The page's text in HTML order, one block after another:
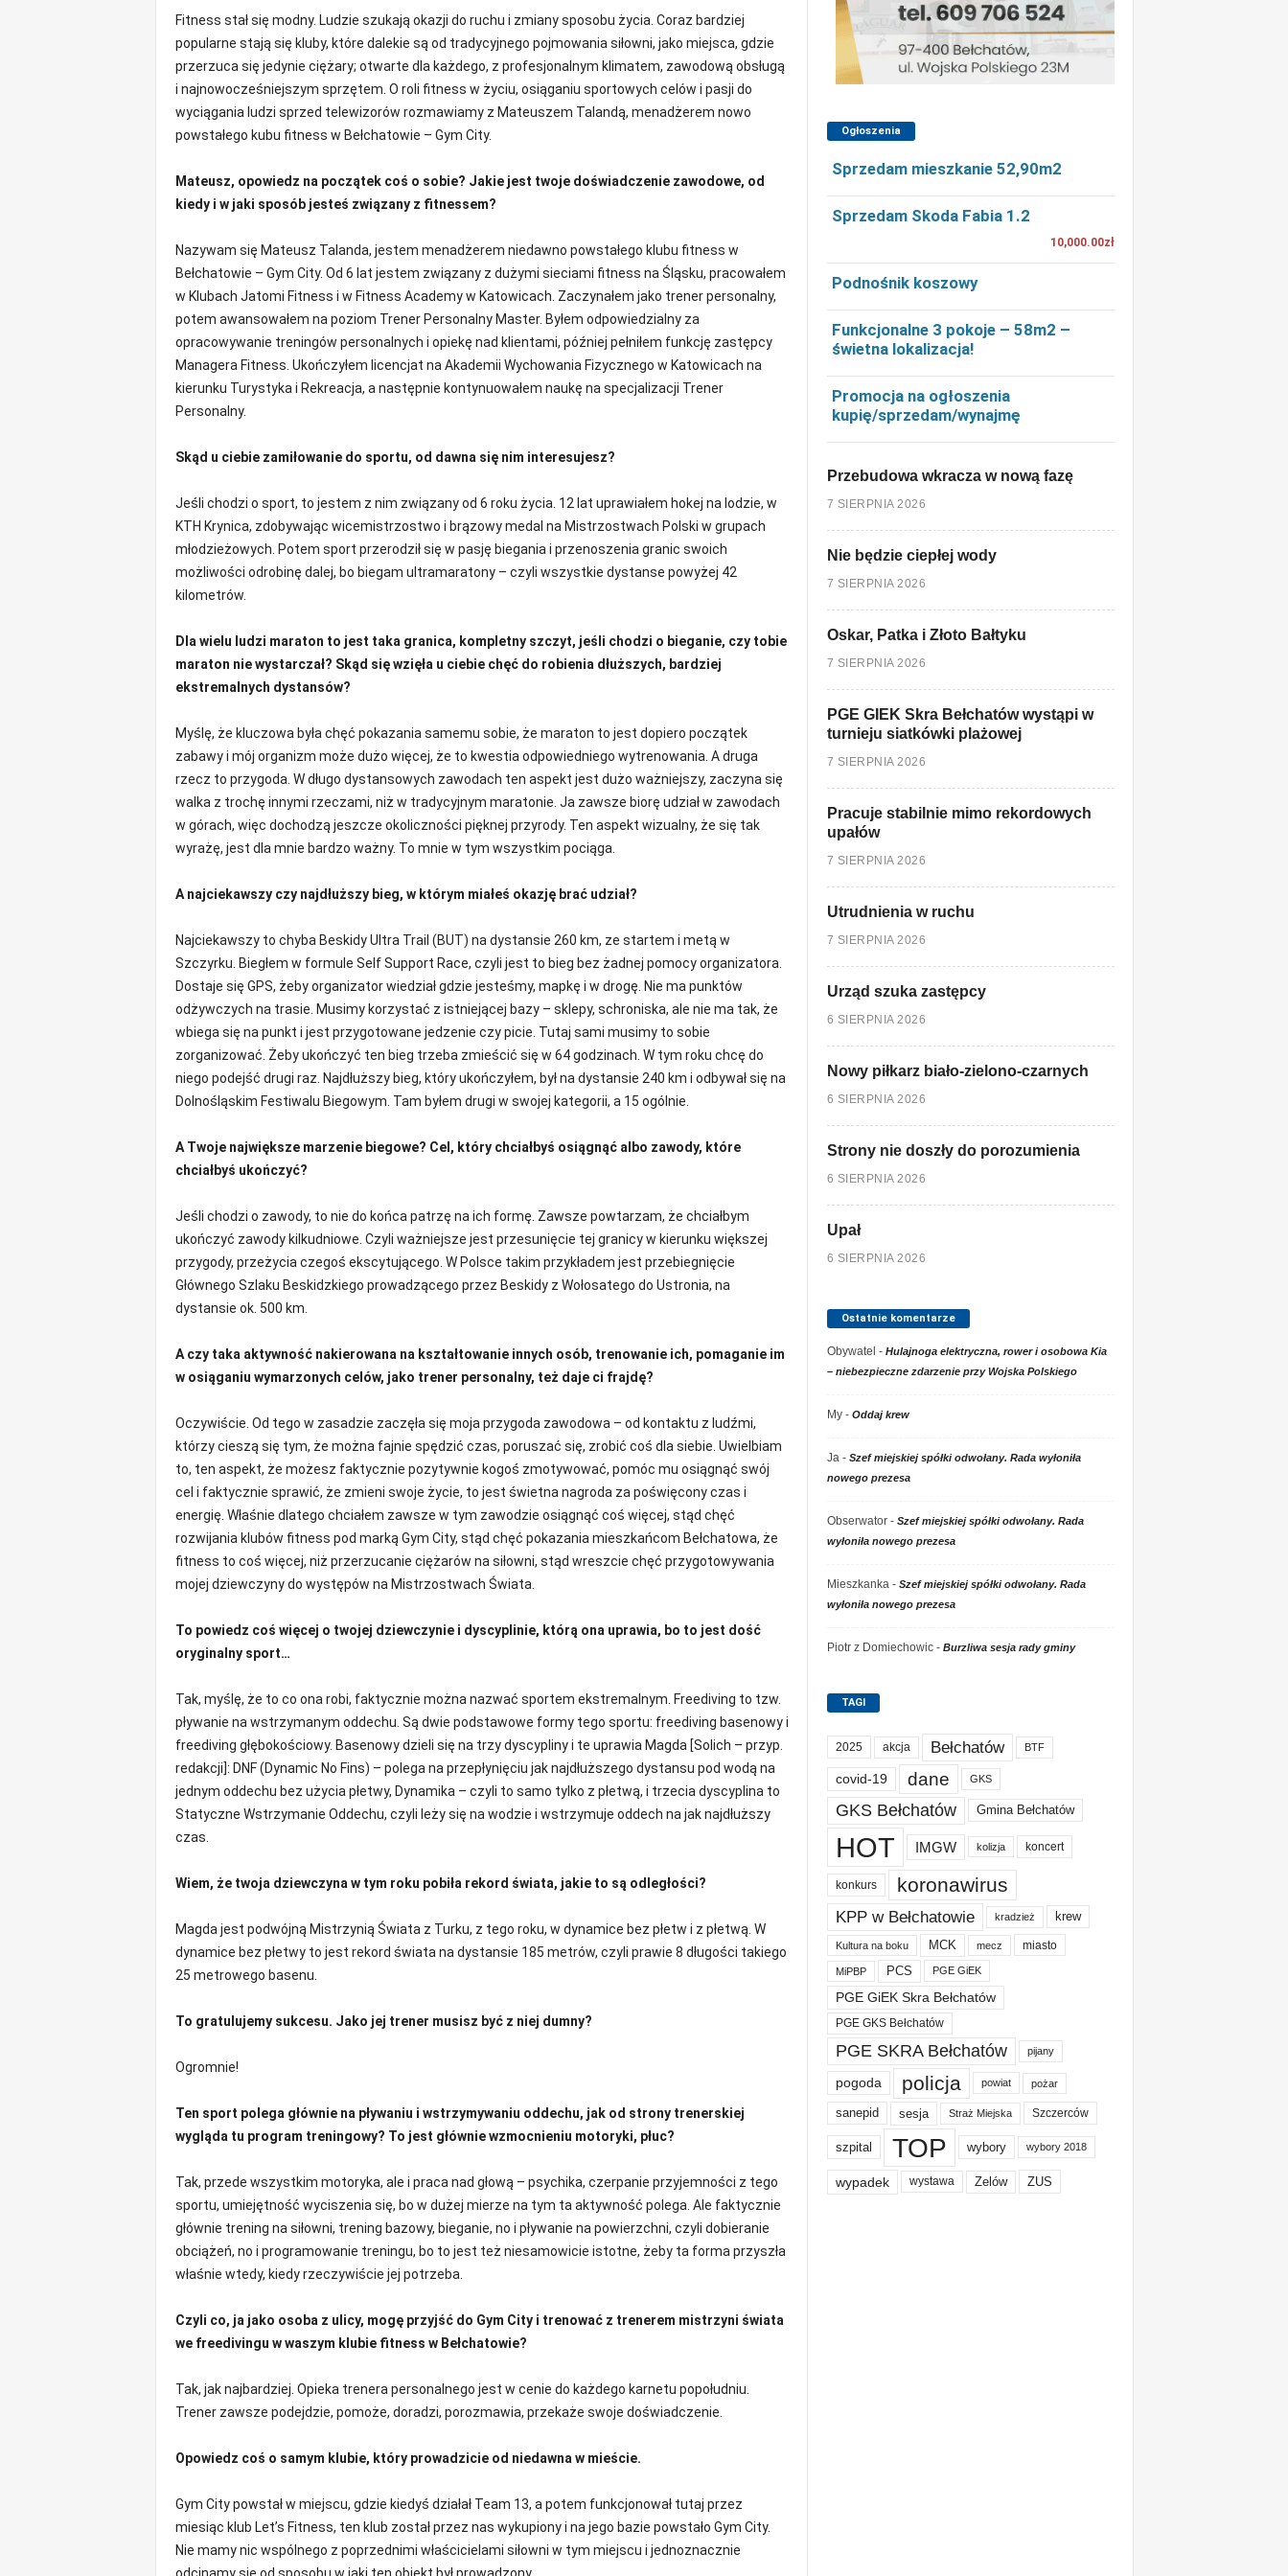
Fitness stał się modny. Ludzie szukają okazji do ruchu i zmiany sposobu życia. Coraz bardziej
popularne stają się kluby, które dalekie są od tradycyjnego pojmowania siłowni, jako miejsca, gdzie
przerzuca się jedynie ciężary; otwarte dla każdego, z profesjonalnym klimatem, zawodową obsługą
i najnowocześniejszym sprzętem. O roli fitness w życiu, osiąganiu sportowych celów i pasji do
wyciągania ludzi sprzed telewizorów rozmawiamy z Mateuszem Talandą, menadżerem nowo
powstałego kubu fitness w Bełchatowie – Gym City.
Mateusz, opowiedz na początek coś o sobie? Jakie jest twoje doświadczenie zawodowe, od
kiedy i w jaki sposób jesteś związany z fitnessem?
Nazywam się Mateusz Talanda, jestem menadżerem niedawno powstałego klubu fitness w
Bełchatowie – Gym City. Od 6 lat jestem związany z dużymi sieciami fitness na Śląsku, pracowałem
w Klubach Jatomi Fitness i w Fitness Academy w Katowicach. Zaczynałem jako trener personalny,
potem awansowałem na poziom Trener Personalny Master. Byłem odpowiedzialny za
opracowywanie treningów personalnych i opiekę nad klientami, później pełniłem funkcję zastępcy
Managera Fitness. Ukończyłem licencjat na Akademii Wychowania Fizycznego w Katowicach na
kierunku Turystyka i Rekreacja, a następnie kontynuowałem naukę na specjalizacji Trener
Personalny.
Skąd u ciebie zamiłowanie do sportu, od dawna się nim interesujesz?
Jeśli chodzi o sport, to jestem z nim związany od 6 roku życia. 12 lat uprawiałem hokej na lodzie, w
KTH Krynica, zdobywając wicemistrzostwo i brązowy medal na Mistrzostwach Polski w grupach
młodzieżowych. Potem sport przerodził się w pasję biegania i przenoszenia granic swoich
możliwości odrobinę dalej, bo biegam ultramaratony – czyli wszystkie dystanse powyżej 42
kilometrów.
Dla wielu ludzi maraton to jest taka granica, kompletny szczyt, jeśli chodzi o bieganie, czy tobie
maraton nie wystarczał? Skąd się wzięła u ciebie chęć do robienia dłuższych, bardziej
ekstremalnych dystansów?
Myślę, że kluczowa była chęć pokazania samemu sobie, że maraton to jest dopiero początek
zabawy i mój organizm może dużo więcej, że to kwestia odpowiedniego wytrenowania. A druga
rzecz to przygoda. W długo dystansowych zawodach ten aspekt jest dużo ważniejszy, zaczyna się
walka z trochę innymi rzeczami, niż w tradycyjnym maratonie. Ja zawsze biorę udział w zawodach
w górach, więc dochodzą jeszcze okoliczności pięknej przyrody. Ten aspekt wizualny, że się tak
wyrażę, jest dla mnie bardzo ważny. To mnie w tym wszystkim pociąga.
A najciekawszy czy najdłuższy bieg, w którym miałeś okazję brać udział?
Najciekawszy to chyba Beskidy Ultra Trail (BUT) na dystansie 260 km, ze startem i metą w
Szczyrku. Biegłem w formule Self Support Race, czyli jest to bieg bez żadnej pomocy organizatora.
Dostaje się GPS, żeby organizator wiedział gdzie jesteśmy, mapkę i w drogę. Nie ma punktów
odżywczych na trasie. Musimy korzystać z istniejącej bazy – sklepy, schroniska, ale nie ma tak, że
wbiega się na punkt i jest przygotowane jedzenie czy picie. Tutaj sami musimy to sobie
zorganizować. Żeby ukończyć ten bieg trzeba zmieścić się w 64 godzinach. W tym roku chcę do
niego podejść drugi raz. Najdłuższy bieg, który ukończyłem, był na dystansie 240 km i odbywał się na
Dolnośląskim Festiwalu Biegowym. Tam byłem drugi w swojej kategorii, a 15 ogólnie.
A Twoje największe marzenie biegowe? Cel, który chciałbyś osiągnąć albo zawody, które
chciałbyś ukończyć?
Jeśli chodzi o zawody, to nie do końca patrzę na ich formę. Zawsze powtarzam, że chciałbym
ukończyć zawody kilkudniowe. Czyli ważniejsze jest przesunięcie tej granicy w kierunku większej
przygody, przeżycia czegoś ekscytującego. W Polsce takim przykładem jest przebiegnięcie
Głównego Szlaku Beskidzkiego prowadzącego przez Beskidy z Wołosatego do Ustronia, na
dystansie ok. 500 km.
A czy taka aktywność nakierowana na kształtowanie innych osób, trenowanie ich, pomaganie im
w osiąganiu wymarzonych celów, jako trener personalny, też daje ci frajdę?
Oczywiście. Od tego w zasadzie zaczęła się moja przygoda zawodowa – od kontaktu z ludźmi,
którzy cieszą się tym, że można fajnie spędzić czas, poruszać się, zrobić coś dla siebie. Uwielbiam
to, ten aspekt, że możesz faktycznie pozytywnie kogoś zmotywować, pomóc mu osiągnąć swój
cel i faktycznie sprawić, że zmieni swoje życie, to jest świetna nagroda za poświęcony czas i
energię. Właśnie dlatego chciałem zawsze w tym zawodzie osiągnąć coś więcej, stąd chęć
rozwijania klubów fitness pod marką Gym City, stąd chęć pokazania mieszkańcom Bełchatowa, że
fitness to coś więcej, niż przerzucanie ciężarów na siłowni, stąd wreszcie chęć przygotowywania
mojej dziewczyny do występów na Mistrzostwach Świata.
To powiedz coś więcej o twojej dziewczynie i dyscyplinie, którą ona uprawia, bo to jest dość
oryginalny sport…
Tak, myślę, że to co ona robi, faktycznie można nazwać sportem ekstremalnym. Freediving to tzw.
pływanie na wstrzymanym oddechu. Są dwie podstawowe formy tego sportu: freediving basenowy i
freediving głębokościowy. Basenowy dzieli się na trzy dyscypliny i te uprawia Magda [Solich – przyp.
redakcji]: DNF (Dynamic No Fins) – polega na przepłynięciu jak najdłuższego dystansu pod wodą na
jednym oddechu bez użycia płetwy, Dynamika – czyli to samo tylko z płetwą, i trzecia dyscyplina to
Statyczne Wstrzymanie Oddechu, czyli leży się na wodzie i wstrzymuje oddech na jak najdłuższy
czas.
Wiem, że twoja dziewczyna w tym roku pobiła rekord świata, jakie to są odległości?
Magda jest podwójną Mistrzynią Świata z Turku, z tego roku, w dynamice bez płetw i z płetwą. W
dynamice bez płetwy to jest rekord świata na dystansie 185 metrów, czyli prawie 8 długości takiego
25 metrowego basenu.
To gratulujemy sukcesu. Jako jej trener musisz być z niej dumny?
Ogromnie!
Ten sport polega głównie na pływaniu i wstrzymywaniu oddechu, jak od strony trenerskiej
wygląda tu program treningowy? To jest głównie wzmocnieniu motoryki, płuc?
Tak, przede wszystkim motoryka, ale i praca nad głową – psychika, czerpanie przyjemności z tego
sportu, umiejętność wyciszenia się, bo w dużej mierze na tym ta aktywność polega. Ale faktycznie
głównie trening na siłowni, trening bazowy, bieganie, no i pływanie na powierzchni, czyli dobieranie
obciążeń, no i programowanie treningu, bo to jest też niesamowicie istotne, żeby ta forma przyszła
właśnie wtedy, kiedy rzeczywiście jej potrzeba.
Czyli co, ja jako osoba z ulicy, mogę przyjść do Gym City i trenować z trenerem mistrzyni świata
we freedivingu w waszym klubie fitness w Bełchatowie?
Tak, jak najbardziej. Opieka trenera personalnego jest w cenie do każdego karnetu popołudniu.
Trener zawsze podejdzie, pomoże, doradzi, porozmawia, przekaże swoje doświadczenie.
Opowiedz coś o samym klubie, który prowadzicie od niedawna w mieście.
Gym City powstał w miejscu, gdzie kiedyś działał Team 13, a potem funkcjonował tutaj przez
miesiąc klub Let’s Fitness, ten klub został przez nas wykupiony i na jego bazie powstało Gym City.
Nie mamy nic wspólnego z poprzednimi właścicielami siłowni w tym miejscu i jednoznacznie
Ogłoszenia
Sprzedam mieszkanie 52,90m2
Sprzedam Skoda Fabia 1.2
10,000.00zł
Podnośnik koszowy
Funkcjonalne 3 pokoje – 58m2 –
świetna lokalizacja!
Promocja na ogłoszenia
kupię/sprzedam/wynajmę
Przebudowa wkracza w nową fazę
7 SIERPNIA 2026
Nie będzie ciepłej wody
7 SIERPNIA 2026
Oskar, Patka i Złoto Bałtyku
7 SIERPNIA 2026
PGE GIEK Skra Bełchatów wystąpi w
turnieju siatkówki plażowej
7 SIERPNIA 2026
Pracuje stabilnie mimo rekordowych
upałów
7 SIERPNIA 2026
Utrudnienia w ruchu
7 SIERPNIA 2026
Urząd szuka zastępcy
6 SIERPNIA 2026
Nowy piłkarz biało-zielono-czarnych
6 SIERPNIA 2026
Strony nie doszły do porozumienia
6 SIERPNIA 2026
Upał
6 SIERPNIA 2026
Ostatnie komentarze
Obywatel - Hulajnoga elektryczna, rower i osobowa Kia
– niebezpieczne zdarzenie przy Wojska Polskiego
My- Oddaj krew
Ja- Szef miejskiej spółki odwołany. Rada wyłoniła
nowego prezesa
Obserwator- Szef miejskiej spółki odwołany. Rada
wyłoniła nowego prezesa
Mieszkanka- Szef miejskiej spółki odwołany. Rada
wyłoniła nowego prezesa
Piotr z Domiechowic- Burzliwa sesja rady gminy
TAGI
2025 akcja Bełchatów BTF
covid-19 dane GKS
GKS Bełchatów Gmina Bełchatów
HOT IMGW kolizja koncert
konkurs koronawirus
KPP w Bełchatowie kradzież krew
Kultura na boku MCK mecz miasto
MiPBP PCS PGE GiEK
PGE GiEK Skra Bełchatów
PGE GKS Bełchatów
PGE SKRA Bełchatów pijany
pogoda policja powiat pożar
sanepid sesja Straż Miejska Szczerców
szpital TOP wybory wybory 2018
wypadek wystawa Zelów ZUS